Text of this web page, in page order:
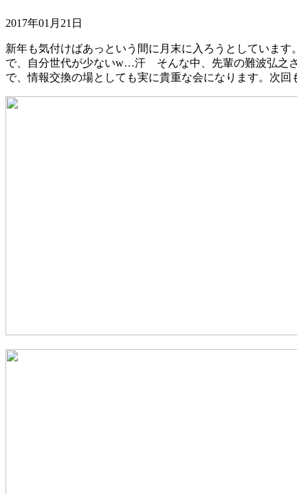
2017年01月21日
新年も気付けばあっという間に月末に入ろうとしていま
で、自分世代が少ないw…汗 そんな中、先輩の難波弘之
で、情報交換の場としても実に貴重な会になります。次回